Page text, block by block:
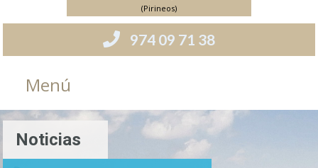
(Pirineos)
974 09 71 38
Menú
Noticias